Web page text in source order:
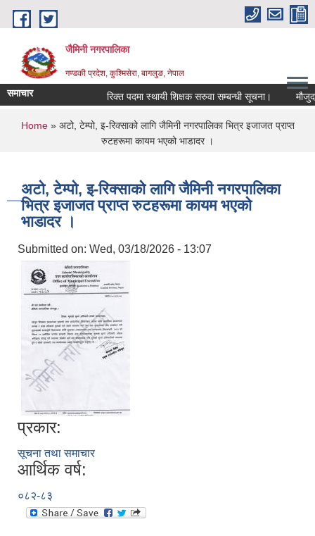
Skip to main content
जैमिनी नगरपालिका
गण्डकी प्रदेश, कुश्मिसेरा, बागलुङ, नेपाल
समाचार रिक्त पदमा स्थायी शिक्षक सरुवा सम्बन्धी सूचना। मौजुदा
You are here
Home» अटो, टेम्पो, इ-रिक्साको लागि जैमिनी नगरपालिका भित्र इजाजत प्राप्त
रुटहरूमा कायम भएको भाडादर ।
अटो, टेम्पो, इ-रिक्साको लागि जैमिनी नगरपालिका
भित्र इजाजत प्राप्त रुटहरूमा कायम भएको
भाडादर ।
Submitted on: Wed, 03/18/2026 - 13:07
प्रकार:
सूचना तथा समाचार
आर्थिक वर्ष:
०८२-८३